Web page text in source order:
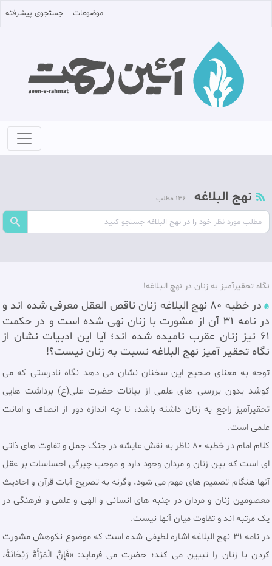
موضوعات جستجوی پیشرفته
نهج البلاغه 146 مطلب
نگاه تحقیرآمیز به زنان در نهج البلاغه!
در خطبه 80 نهج البلاغه زنان ناقص العقل معرفی شده اند و
در نامه 31 آن از مشورت با زنان نهی شده است و در حکمت
61 نیز زنان عقرب نامیده شده اند؛ آیا این ادبیات نشان از
نگاه تحقیر آمیز نهج البلاغه نسبت به زنان نیست؟!
توجه به معنای صحیح این سخنان نشان می دهد نگاه نادرستی که می
کوشد بدون بررسی های علمی از بیانات حضرت علی(ع) برداشت هایی
تحقیرآمیز راجع به زنان داشته باشد، تا چه اندازه دور از انصاف و امانت
علمی است.
کلام امام در خطبه 80 ناظر به نقش عایشه در جنگ جمل و تفاوت های ذاتی
ای است که بین زنان و مردان وجود دارد و موجب چیرگی احساسات بر عقل
آنها هنگام تصمیم های مهم می شود، وگرنه به تصریح آیات قرآن و احادیث
معصومین زنان و مردان در جنبه های انسانی و الهی و علمی و فرهنگی در
یک مرتبه اند و تفاوت میان آنها نیست.
در نامه 31 نهج البلاغه اشاره لطیفی شده است که موضوع نکوهش مشورت
کردن با زنان را تبیین می کند؛ حضرت می فرماید: «فَإِنَّ الْمَرْأَةَ رَيْحَانَةٌ،